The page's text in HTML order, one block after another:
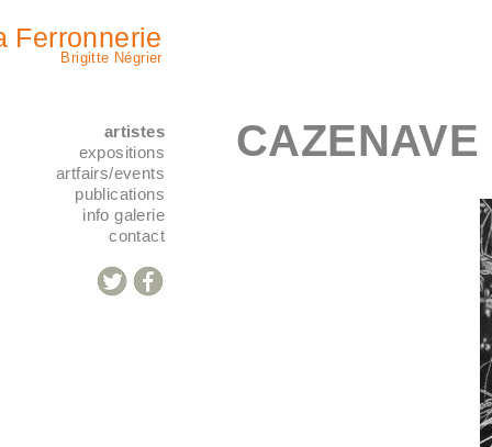
Ferronnerie
Brigitte Négrier
artistes
expositions
artfairs/events
publications
info galerie
contact